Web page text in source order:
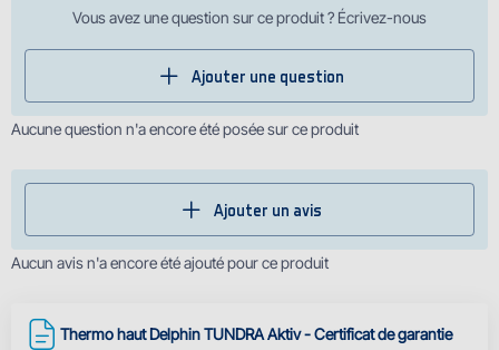
Vous avez une question sur ce produit ? Écrivez-nous
Ajouter une question
Aucune question n'a encore été posée sur ce produit
Ajouter un avis
Aucun avis n'a encore été ajouté pour ce produit
Thermo haut Delphin TUNDRA Aktiv - Certificat de garantie